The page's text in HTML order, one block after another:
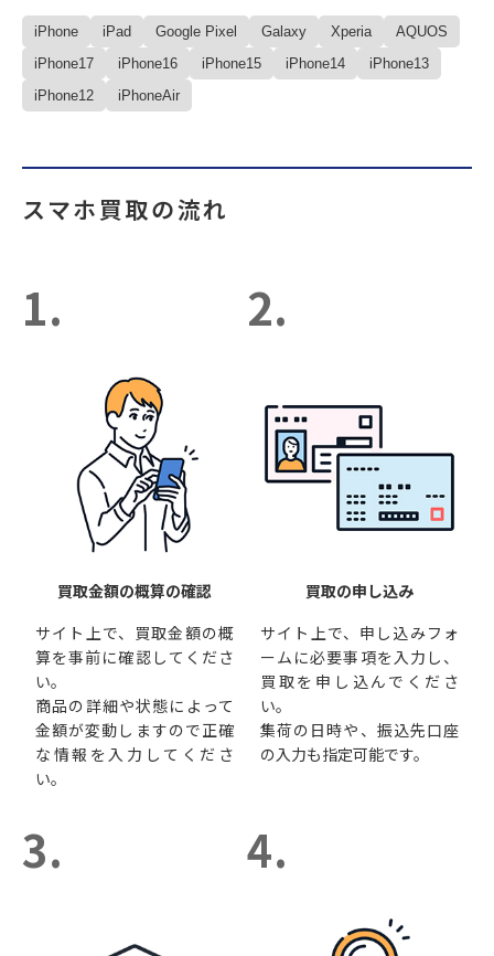
iPhone iPad Google Pixel Galaxy Xperia
AQUOS
iPhone17
iPhone16 iPhone15 iPhone14
iPhone13
iPhone12
iPhoneAir
スマホ買取の流れ
1.
買取金額の概算の確認
サイト上で、買取金額の概
算を事前に確認してくださ
い。
商品の詳細や状態によって
金額が変動しますので正確
な情報を入力してくださ
い。
2.
買取の申し込み
サイト上で、申し込みフォ
ームに必要事項を入力し、
買取を申し込んでくださ
い。
集荷の日時や、振込先口座
の入力も指定可能です。
3. 4.